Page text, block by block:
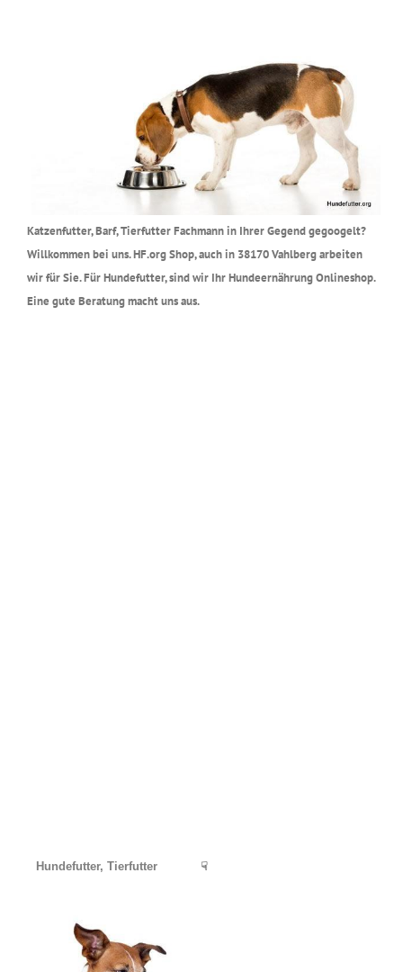
Katzenfutter, Barf, Tierfutter Fachmann in Ihrer Gegend gegoogelt?
Willkommen bei uns. HF.org Shop, auch in 38170 Vahlberg arbeiten
wir für Sie. Für Hundefutter, sind wir Ihr Hundeernährung Onlineshop.
Eine gute Beratung macht uns aus.
Hundefutter, Tierfutter ☟